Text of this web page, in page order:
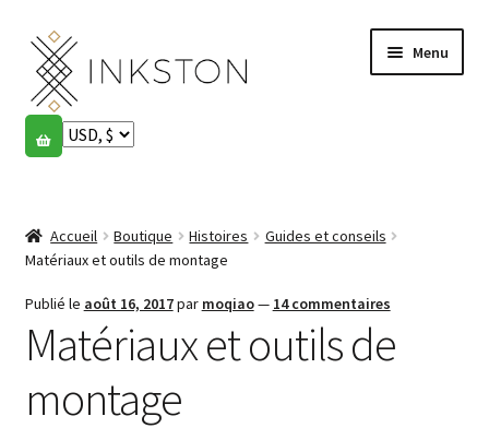
Aller
la
navigation
Aller
au
contenu
Menu
Boutique
English
Español
Français
Communauté
Accueil Boutique Histoires
Guides et conseils
Matériaux et outils de montage
Publié le août 16, 2017par moqiao— 14 commentaires
Matériaux et outils de
montage